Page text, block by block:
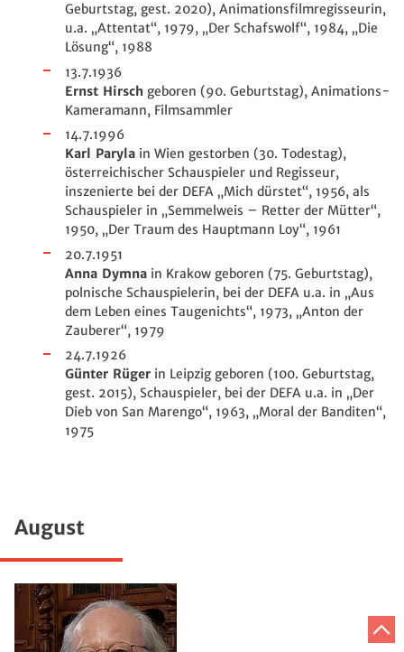
Geburtstag, gest. 2020), Animationsfilmregisseurin,
u.a. „Attentat“, 1979, „Der Schafswolf“, 1984, „Die
Lösung“, 1988
13.7.1936
Ernst Hirsch geboren (90. Geburtstag), Animations-
Kameramann, Filmsammler
14.7.1996
Karl Paryla in Wien gestorben (30. Todestag),
österreichischer Schauspieler und Regisseur,
inszenierte bei der DEFA „Mich dürstet“, 1956, als
Schauspieler in „Semmelweis – Retter der Mütter“,
1950, „Der Traum des Hauptmann Loy“, 1961
20.7.1951
Anna Dymna in Krakow geboren (75. Geburtstag),
polnische Schauspielerin, bei der DEFA u.a. in „Aus
dem Leben eines Taugenichts“, 1973, „Anton der
Zauberer“, 1979
24.7.1926
Günter Rüger in Leipzig geboren (100. Geburtstag,
gest. 2015), Schauspieler, bei der DEFA u.a. in „Der
Dieb von San Marengo“, 1963, „Moral der Banditen“,
1975
August